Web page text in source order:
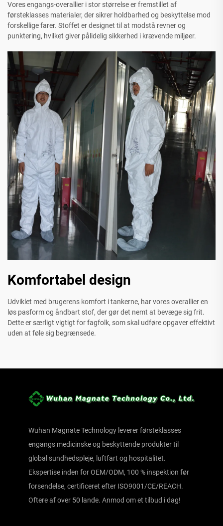
Vores engangs-overallier i stor størrelse er fremstillet af
førsteklasses materialer, der sikrer holdbarhed og beskyttelse mod
forskellige farer. Stoffet er designet til at modstå revner og
punktering, hvilket giver pålidelig sikkerhed i krævende miljøer.
Komfortabel design
Udviklet med brugerens komfort i tankerne, har vores overallier en
løs pasform og åndbart stof, der gør det nemt at bevæge sig frit.
Dette er særligt vigtigt for fagfolk, som skal udføre opgaver effektivt
uden at føle sig begrænsede.
Wuhan Magnate Technology leverer førsteklasses
engangs medicinske og beskyttende produkter til
global sundhedspleje, luftfart og hospitalitet.
Ekspertise inden for OEM/ODM, 100 % inspektion før
forsendelse, certificeret efter ISO9001/CE/REACH.
Oftere af over 50 lande. Anmod om et tilbud i dag!